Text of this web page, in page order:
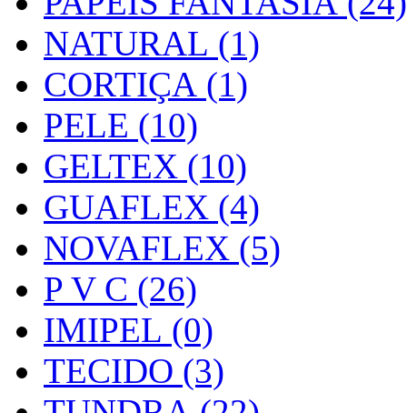
NATURAL (1)
CORTIÇA (1)
PELE (10)
GELTEX (10)
GUAFLEX (4)
NOVAFLEX (5)
P V C (26)
IMIPEL (0)
TECIDO (3)